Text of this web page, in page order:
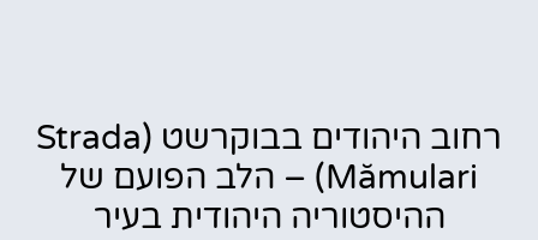
רחוב היהודים בבוקרשט (Strada
Mămulari) – הלב הפועם של
ההיסטוריה היהודית בעיר